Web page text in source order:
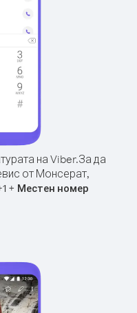
на Viber.За да
от Монсерат,
1 + Местен номер